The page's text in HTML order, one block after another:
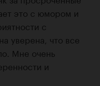
это с юмором и
с
уверена, что все
Мне очень
и